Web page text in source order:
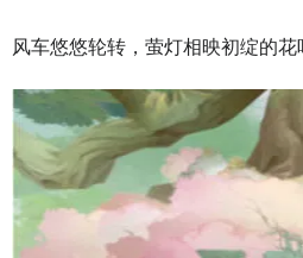
风车悠悠轮转，萤灯相映初绽的